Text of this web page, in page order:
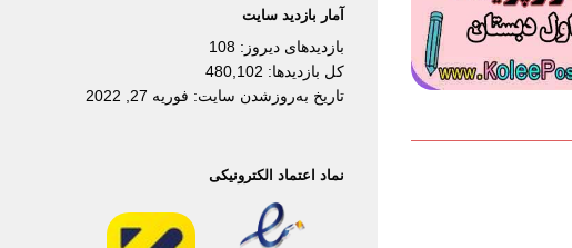
آمار بازدید سایت
بازدیدهای دیروز: 108
کل بازدیدها: 480,102
تاریخ به‌روزشدن سایت: فوریه 27, 2022
نماد اعتماد الکترونیکی